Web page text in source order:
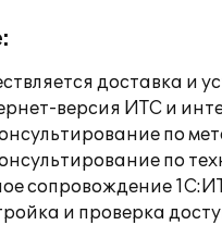
доставка и
версия ИТС и
по
по
сопровождение
и проверка